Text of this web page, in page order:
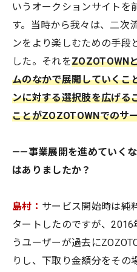
いうオークションサイトを
す。当時から我々は、二次
ンをより楽しむための手段
した。それをZOZOTOWN
ムのなかで展開していくこ
ンに対する選択肢を広げる
ことがZOZOTOWNでのサ
——事業展開を進めていく
はありましたか？
島村： サービス開始時は純
タートしたのですが、
うユーザーが過去に
りし、下取り金額分をその